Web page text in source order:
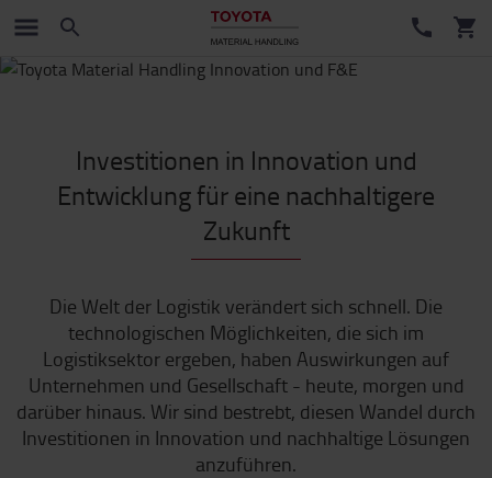
Investitionen in Innovation und
Entwicklung für eine nachhaltigere
Zukunft
Die Welt der Logistik verändert sich schnell. Die
technologischen Möglichkeiten, die sich im
Logistiksektor ergeben, haben Auswirkungen auf
Unternehmen und Gesellschaft - heute, morgen und
darüber hinaus. Wir sind bestrebt, diesen Wandel durch
Investitionen in Innovation und nachhaltige Lösungen
anzuführen.